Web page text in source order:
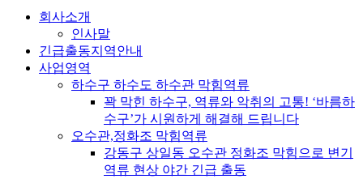
회사소개
인사말
긴급출동지역안내
사업영역
하수구 하수도 하수관 막힘역류
꽉 막힌 하수구, 역류와 악취의 고통! ‘바름하
수구’가 시원하게 해결해 드립니다
오수관,정화조 막힘역류
강동구 상일동 오수관 정화조 막힘으로 변기
역류 현상 야간 긴급 출동